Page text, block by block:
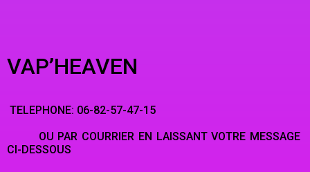
VAP’HEAVEN
TELEPHONE: 06-82-57-47-15
OU PAR COURRIER EN LAISSANT VOTRE MESSAGE
CI-DESSOUS